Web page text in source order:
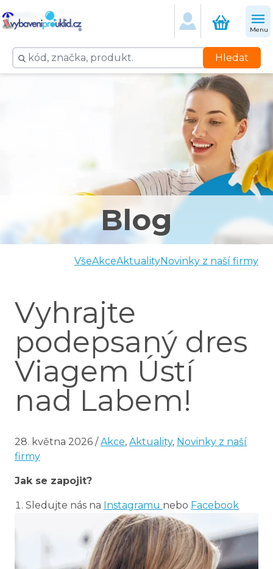
Menu
Hledat
Blog
VšeAkceAktualityNovinky z naší firmy
Vyhrajte
podepsaný dres
Viagem Ústí
nad Labem!
28. května 2026 /Akce, Aktuality, Novinky z naší
firmy
Jak se zapojit?
Sledujte nás na Instagramu nebo Facebook